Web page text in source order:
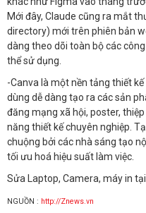
Mới đây, Claude cũng ra mắt
directory) mới trên phiên bản
dàng theo dõi toàn bộ các
thể sử dụng.
-Canva là một nền tảng thiết
dùng dễ dàng tạo ra các sản
đăng mạng xã hội, poster,
năng thiết kế chuyên nghiệp.
chuộng bởi các nhà sáng tạo
tối ưu hoá hiệu suất làm việc.
Sửa Laptop, Camera, máy in tại
NGUỒN : http://Znews.vn